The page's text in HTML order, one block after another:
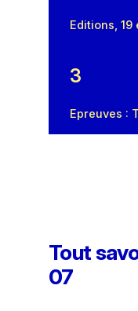
Editions,
3
Epreuves :
Tout
07